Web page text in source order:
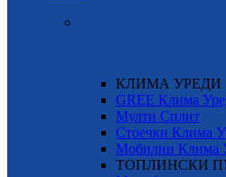
КЛИМА УРЕДИ
GREE Клима
Мулти Сплит
Стоечки Клима
Мобилни Клима
ТОПЛИНСКИ